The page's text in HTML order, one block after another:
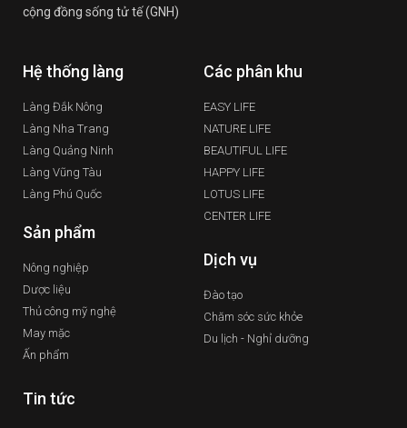
cộng đồng sống tử tế (GNH)
Hệ thống làng
Làng Đắk Nông
Làng Nha Trang
Làng Quảng Ninh
Làng Vũng Tàu
Làng Phú Quốc
Các phân khu
EASY LIFE
NATURE LIFE
BEAUTIFUL LIFE
HAPPY LIFE
LOTUS LIFE
CENTER LIFE
Sản phẩm
Nông nghiệp
Dược liệu
Thủ công mỹ nghệ
May mặc
Ấn phẩm
Dịch vụ
Đào tạo
Chăm sóc sức khỏe
Du lịch - Nghỉ dưỡng
Tin tức